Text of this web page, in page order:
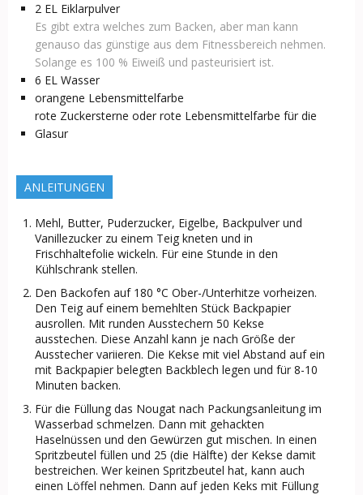
2 EL Eiklarpulver
Es gibt extra welches zum Backen, aber man kann
genauso das günstige aus dem Fitnessbereich nehmen.
Solange es 100 % Eiweiß und pasteurisiert ist.
6 EL Wasser
orangene Lebensmittelfarbe
rote Zuckersterne oder rote Lebensmittelfarbe für die
Glasur
ANLEITUNGEN
Mehl, Butter, Puderzucker, Eigelbe, Backpulver und
Vanillezucker zu einem Teig kneten und in
Frischhaltefolie wickeln. Für eine Stunde in den
Kühlschrank stellen.
Den Backofen auf 180 °C Ober-/Unterhitze vorheizen.
Den Teig auf einem bemehlten Stück Backpapier
ausrollen. Mit runden Ausstechern 50 Kekse
ausstechen. Diese Anzahl kann je nach Größe der
Ausstecher variieren. Die Kekse mit viel Abstand auf ein
mit Backpapier belegten Backblech legen und für 8-10
Minuten backen.
Für die Füllung das Nougat nach Packungsanleitung im
Wasserbad schmelzen. Dann mit gehackten
Haselnüssen und den Gewürzen gut mischen. In einen
Spritzbeutel füllen und 25 (die Hälfte) der Kekse damit
bestreichen. Wer keinen Spritzbeutel hat, kann auch
einen Löffel nehmen. Dann auf jeden Keks mit Füllung